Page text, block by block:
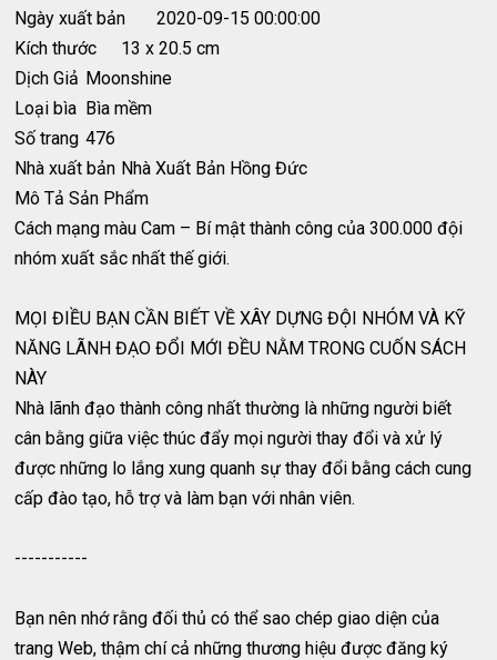
Ngày xuất bản
2020-09-15 00:00:00
Kích thước
13 x 20.5 cm
Dịch Giả Moonshine
Loại bìa Bìa mềm
Số trang 476
Nhà xuất bản Nhà Xuất Bản Hồng Đức
Mô Tả Sản Phẩm
Cách mạng màu Cam – Bí mật thành công của 300.000 đội
nhóm xuất sắc nhất thế giới.
MỌI ĐIỀU BẠN CẦN BIẾT VỀ XÂY DỰNG ĐỘI NHÓM VÀ KỸ
NĂNG LÃNH ĐẠO ĐỔI MỚI ĐỀU NẰM TRONG CUỐN SÁCH
NÀY
Nhà lãnh đạo thành công nhất thường là những người biết
cân bằng giữa việc thúc đẩy mọi người thay đổi và xử lý
được những lo lắng xung quanh sự thay đổi bằng cách cung
cấp đào tạo, hỗ trợ và làm bạn với nhân viên.
-----------
Bạn nên nhớ rằng đối thủ có thể sao chép giao diện của
trang Web, thậm chí cả những thương hiệu được đăng ký